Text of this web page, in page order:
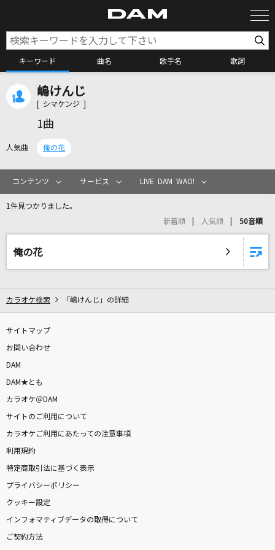
キーワード 曲名 歌手名 歌詞
カラオケリクエスト
サカナクション
猛独が襲う
[生音]チョット
大黒摩季
正解
RADWIMPS
嶋けんじ
[ シマケンジ ]
1曲
人気曲 俺の花
コンテンツ サービス LIVE DAM WAO!
1件見つかりました。
新着順 人気順 50音順
俺の花
カラオケ検索 「嶋けんじ」の詳細
サイトマップ
お問い合わせ
DAM
DAM★とも
カラオケ＠DAM
サイトのご利用について
カラオケご利用にあたっての注意事項
利用規約
特定商取引法に基づく表示
プライバシーポリシー
クッキー設定
インフォマティブデータの取得について
ご契約方法